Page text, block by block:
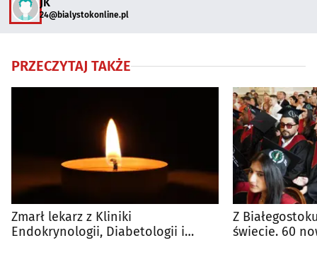
24@bialystokonline.pl
PRZECZYTAJ TAKŻE
Zmarł lekarz z Kliniki
Endokrynologii, Diabetologii i
Z
świecie. 60